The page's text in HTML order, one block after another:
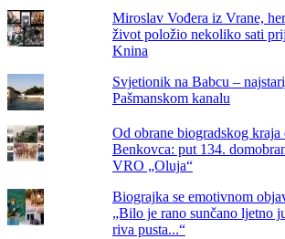
Miroslav Vođera iz Vrane,
život položio nekoliko sati
Knina
Svjetionik na Babcu –
Pašmanskom kanalu
Od obrane biogradskog kraja
Benkovca: put 134.
VRO „Oluja“
Biograjka se emotivnom
„Bilo je rano sunčano ljetno
riva pusta...“